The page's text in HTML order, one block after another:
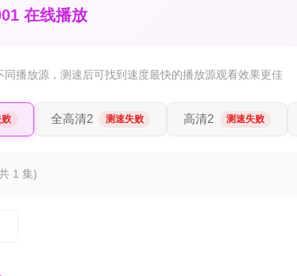
在线播放
同播放源 ，测速后可找到速度最快的播放源观看效果更佳
全高清2 测速失败 高清2 测速失败
1 集)